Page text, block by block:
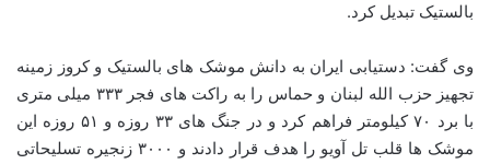
بالستیک تبدیل کرد.
وی گفت: دستیابی ایران به دانش موشک های بالستیک و کروز زمینه
تجهیز حزب الله لبنان و حماس را به راکت های فجر ۳۳۳ میلی متری
با برد ۷۰ کیلومتر فراهم کرد و در جنگ های ۳۳ روزه و ۵۱ روزه این
موشک ها قلب تل آویو را هدف قرار دادند و ۳۰۰۰ زنجیره تسلیحاتی